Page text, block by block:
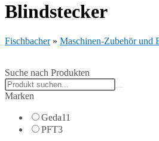
Blindstecker
Fischbacher» Maschinen-Zubehör und
Suche nach Produkten
Search
products:
Marken
Geda11
PFT3